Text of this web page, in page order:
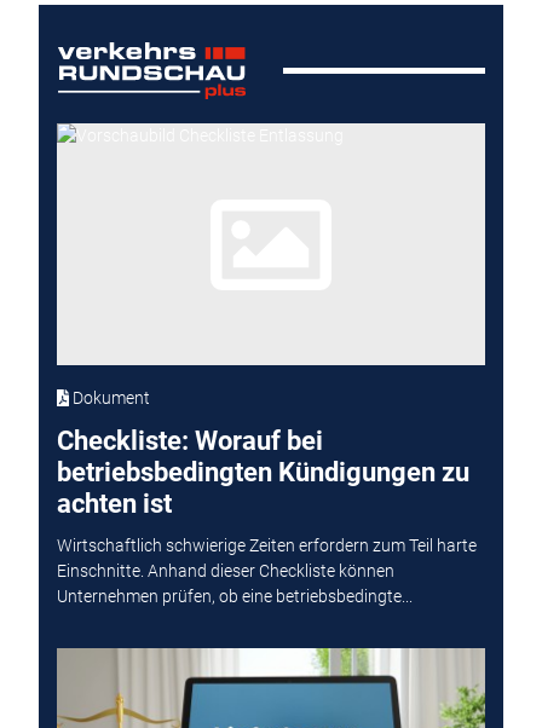
Dokument
Checkliste: Worauf bei
betriebsbedingten Kündigungen zu
achten ist
Wirtschaftlich schwierige Zeiten erfordern zum Teil harte
Einschnitte. Anhand dieser Checkliste können
Unternehmen prüfen, ob eine betriebsbedingte...